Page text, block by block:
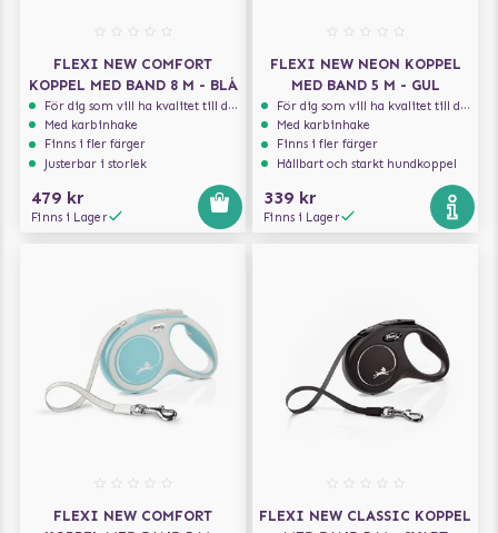
FLEXI NEW COMFORT
KOPPEL MED BAND 8 M - BLÅ
För dig som vill ha kvalitet till din hund!
Med karbinhake
Finns i fler färger
Justerbar i storlek
479 kr
Finns i Lager
FLEXI NEW NEON KOPPEL
MED BAND 5 M - GUL
För dig som vill ha kvalitet till din hund!
Med karbinhake
Finns i fler färger
Hållbart och starkt hundkoppel
339 kr
Finns i Lager
FLEXI NEW COMFORT
FLEXI NEW CLASSIC KOPPEL